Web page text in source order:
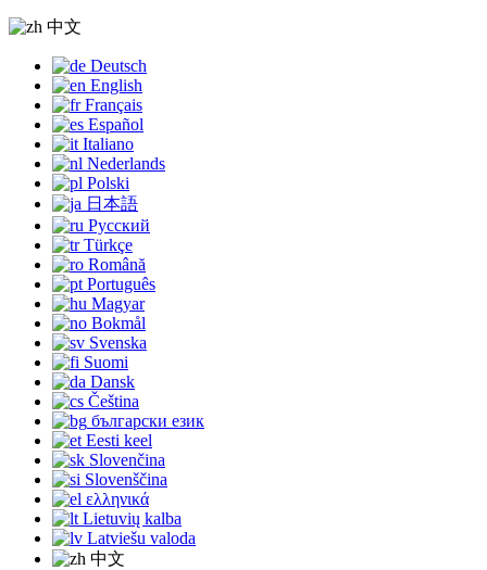
中文
Deutsch
English
Français
Español
Italiano
Nederlands
Polski
日本語
Русский
Türkçe
Română
Português
Magyar
Bokmål
Svenska
Suomi
Dansk
Čeština
български език
Eesti keel
Slovenčina
Slovenščina
ελληνικά
Lietuvių kalba
Latviešu valoda
中文